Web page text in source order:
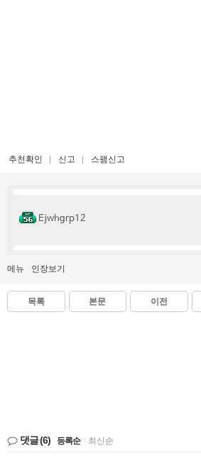
추천확인 신고 스팸신고
Ejwhgrp12
메뉴 인장보기
목록 본문 이전
댓글(6) 등록순 최신순